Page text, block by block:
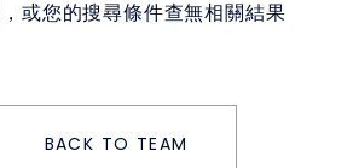
或您的搜尋條件查無相關結果
BACK TO TEAM